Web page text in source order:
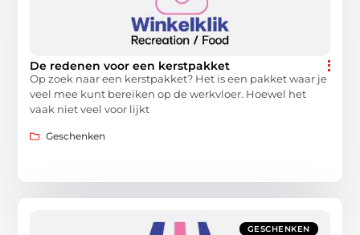
De redenen voor een kerstpakket
Op zoek naar een kerstpakket? Het is een pakket waar je
veel mee kunt bereiken op de werkvloer. Hoewel het
vaak niet veel voor lijkt
Geschenken
GESCHENKEN